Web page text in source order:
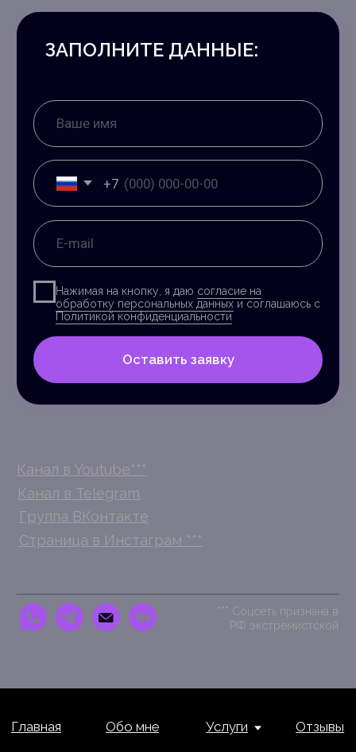
*** Соцсеть признана в
РФ экстремистской
Политика конфиденциальности
© astrolog-shirokova
Обо мне
Мои контакты
Контакты школы
Главная
Сведения об образовательной организации